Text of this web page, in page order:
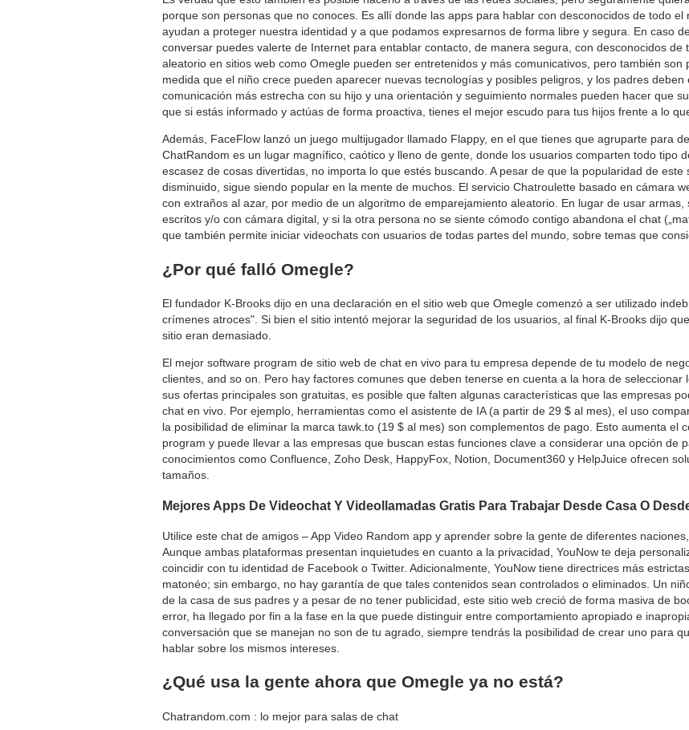
porque son personas que no conoces. Es allí donde las apps para hablar con desconocidos de todo
ayudan a proteger nuestra identidad y a que podamos expresarnos de forma libre y segura. En caso
conversar puedes valerte de Internet para entablar contacto, de manera segura, con desconocidos de
aleatorio en sitios web como Omegle pueden ser entretenidos y más comunicativos, pero también son
medida que el niño crece pueden aparecer nuevas tecnologías y posibles peligros, y los padres
comunicación más estrecha con su hijo y una orientación y seguimiento normales pueden hacer que
que si estás informado y actúas de forma proactiva, tienes el mejor escudo para tus hijos frente a lo
Además, FaceFlow lanzó un juego multijugador llamado Flappy, en el que tienes que agruparte para
ChatRandom es un lugar magnífico, caótico y lleno de gente, donde los usuarios comparten todo tipo
escasez de cosas divertidas, no importa lo que estés buscando. A pesar de que la popularidad de
disminuido, sigue siendo popular en la mente de muchos. El servicio Chatroulette basado en cámara
con extraños al azar, por medio de un algoritmo de emparejamiento aleatorio. En lugar de usar
escritos y/o con cámara digital, y si la otra persona no se siente cómodo contigo abandona el chat
que también permite iniciar videochats con usuarios de todas partes del mundo, sobre temas que
¿Por qué falló Omegle?
El fundador K-Brooks dijo en una declaración en el sitio web que Omegle comenzó a ser utilizado
crímenes atroces". Si bien el sitio intentó mejorar la seguridad de los usuarios, al final K-Brooks dijo
sitio eran demasiado.
El mejor software program de sitio web de chat en vivo para tu empresa depende de tu modelo de
clientes, and so on. Pero hay factores comunes que deben tenerse en cuenta a la hora de seleccionar
sus ofertas principales son gratuitas, es posible que falten algunas características que las empresas
chat en vivo. Por ejemplo, herramientas como el asistente de IA (a partir de 29 $ al mes), el uso
la posibilidad de eliminar la marca tawk.to (19 $ al mes) son complementos de pago. Esto aumenta el
program y puede llevar a las empresas que buscan estas funciones clave a considerar una opción de
conocimientos como Confluence, Zoho Desk, HappyFox, Notion, Document360 y HelpJuice ofrecen
tamaños.
Mejores Apps De Videochat Y Videollamadas Gratis Para Trabajar Desde Casa O
Utilice este chat de amigos – App Video Random app y aprender sobre la gente de diferentes
Aunque ambas plataformas presentan inquietudes en cuanto a la privacidad, YouNow te deja
coincidir con tu identidad de Facebook o Twitter. Adicionalmente, YouNow tiene directrices más
matonéo; sin embargo, no hay garantía de que tales contenidos sean controlados o eliminados. Un
de la casa de sus padres y a pesar de no tener publicidad, este sitio web creció de forma masiva de
error, ha llegado por fin a la fase en la que puede distinguir entre comportamiento apropiado e
conversación que se manejan no son de tu agrado, siempre tendrás la posibilidad de crear uno para
hablar sobre los mismos intereses.
¿Qué usa la gente ahora que Omegle ya no está?
Chatrandom.com : lo mejor para salas de chat